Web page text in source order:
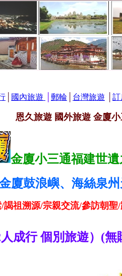
國內旅遊 郵輪 台灣旅遊 訂
恩久旅遊 國外旅遊 金廈
金廈小三通福建世
廈鼓浪嶼、海絲泉
謁祖溯源/宗親交流/參訪朝
人成行 個別旅遊）(